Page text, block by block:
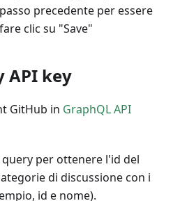
precedente per essere
clic su "Save"
API key
GitHub in GraphQL API
per ottenere l'id del
di discussione con i
id e nome).